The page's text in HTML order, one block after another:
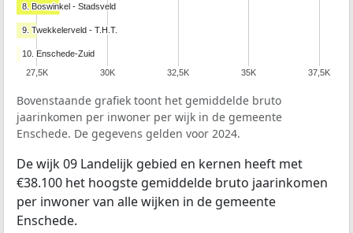
27,5K 30K 32,5K 35K 37,5K
8. Boswinkel - Stadsveld
8. Boswinkel - Stadsveld
9. Twekkelerveld - T.H.T.
9. Twekkelerveld - T.H.T.
10. Enschede-Zuid
10. Enschede-Zuid
Bovenstaande grafiek toont het gemiddelde bruto
jaarinkomen per inwoner per wijk in de gemeente
Enschede. De gegevens gelden voor 2024.
De wijk 09 Landelijk gebied en kernen heeft met
€38.100 het hoogste gemiddelde bruto jaarinkomen
per inwoner van alle wijken in de gemeente
Enschede.